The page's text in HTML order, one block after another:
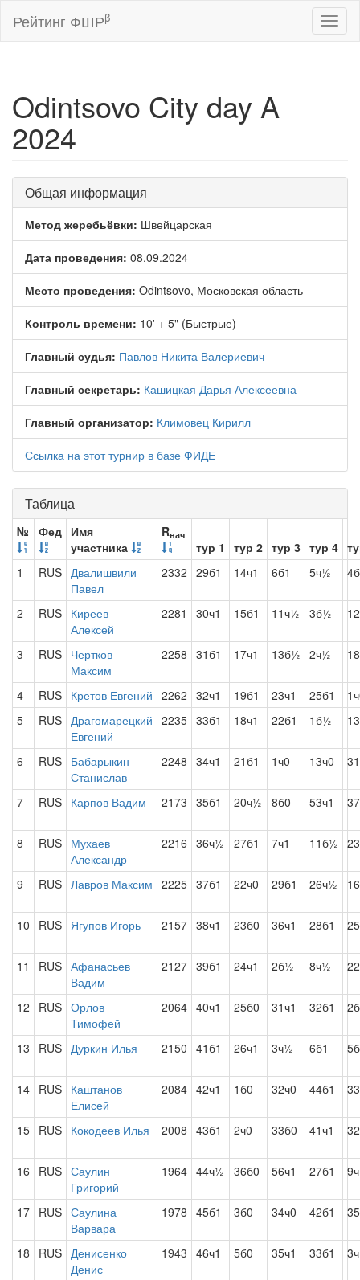
Рейтинг ФШРβ
Odintsovo City day A
2024
Общая информация
Метод жеребьёвки: Швейцарская
Дата проведения: 08.09.2024
Место проведения: Odintsovo, Московская область
Контроль времени: 10' + 5" (Быстрые)
Главный судья: Павлов Никита Валериевич
Главный секретарь: Кашицкая Дарья Алексеевна
Главный организатор: Климовец Кирилл
Ссылка на этот турнир в базе ФИДЕ
Таблица
№ Фед Имя
участника
Rнач
тур 1 тур 2 тур 3 тур 4
1
RUS Двалишвили
Павел
2332 29б1 14ч1 6б1 5ч½
2 RUS Киреев
Алексей
2281 30ч1 15б1 11ч½ 3б½
3 RUS Чертков
Максим
2258 31б1 17ч1 13б½ 2ч½
4 RUS Кретов Евгений 2262 32ч1 19б1 23ч1 25б1
5
RUS Драгомарецкий
Евгений
2235 33б1 18ч1 22б1 1б½
6 RUS Бабарыкин
Станислав
2248 34ч1 21б1 1ч0 13ч0
7 RUS Карпов Вадим 2173 35б1 20ч½ 8б0 53ч1
8 RUS Мухаев
Александр
2216 36ч½ 27б1 7ч1 11б½
9 RUS Лавров Максим 2225 37б1 22ч0 29б1 26ч½
10 RUS Ягупов Игорь 2157 38ч1 23б0 36ч1 28б1
11 RUS Афанасьев
Вадим
2127 39б1 24ч1 2б½ 8ч½
12 RUS Орлов
Тимофей
2064 40ч1 25б0 31ч1 32б1
13 RUS Дуркин Илья 2150 41б1 26ч1 3ч½ 6б1
14 RUS Каштанов
Елисей
2084 42ч1 1б0 32ч0 44б1
15 RUS Кокодеев Илья 2008 43б1 2ч0 33б0 41ч1
16 RUS Саулин
Григорий
1964 44ч½ 36б0 56ч1 27б1
17 RUS Саулина
Варвара
1978 45б1 3б0 34ч0 42б1
18 RUS Денисенко
Денис
1943 46ч1 5б0 35ч1 33б1